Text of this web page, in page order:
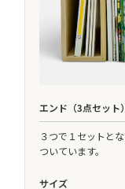
エンド（3点セット）
３つで１セットと
ついています。
サイズ